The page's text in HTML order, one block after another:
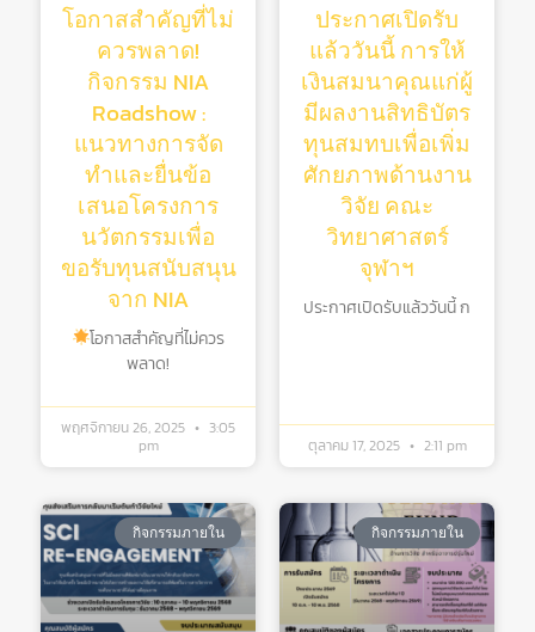
โอกาสสำคัญที่ไม่
ควรพลาด!
กิจกรรม NIA
Roadshow :
แนวทางการจัด
ทำและยื่นข้อ
เสนอโครงการ
นวัตกรรมเพื่อ
ขอรับทุนสนับสนุน
จาก NIA
โอกาสสำคัญที่ไม่ควร
พลาด!
พฤศจิกายน 26, 2025
3:05
pm
ประกาศเปิดรับ
แล้ววันนี้ การให้
เงินสมนาคุณแก่ผู้
มีผลงานสิทธิบัตร
ทุนสมทบเพื่อเพิ่ม
ศักยภาพด้านงาน
วิจัย คณะ
วิทยาศาสตร์
จุฬาฯ
ประกาศเปิดรับแล้ววันนี้ ก
ตุลาคม 17, 2025 2:11 pm
กิจกรรมภายใน กิจกรรมภายใน